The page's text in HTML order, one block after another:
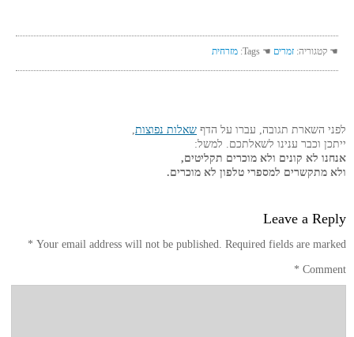
☚ קטגוריה: זמרים ☚ Tags: מזרחית
לפני השארת תגובה, עברו על הדף שאלות נפוצות,
ייתכן וכבר ענינו לשאלתכם. למשל:
אנחנו לא קונים ולא מוכרים תקליטים,
ולא מתקשרים למספרי טלפון לא מוכרים.
Leave a Reply
Your email address will not be published. Required fields are marked
*
Comment
*